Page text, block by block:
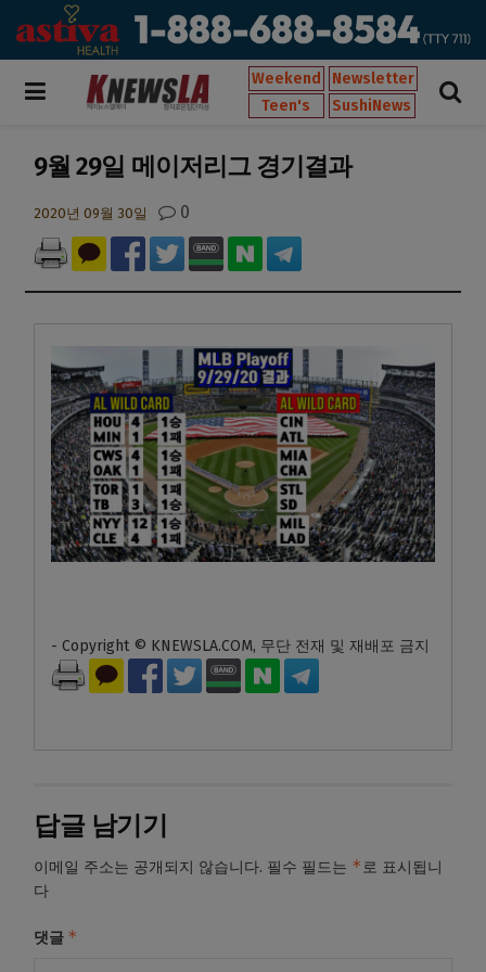
Weekend
Newsletter
Teen's
SushiNews
9월 29일 메이저리그 경기결과
2020년 09월 30일 0
- Copyright © KNEWSLA.COM, 무단 전재 및 재배포 금지
답글 남기기
이메일 주소는 공개되지 않습니다. 필수 필드는 *로 표시됩니
다
댓글 *